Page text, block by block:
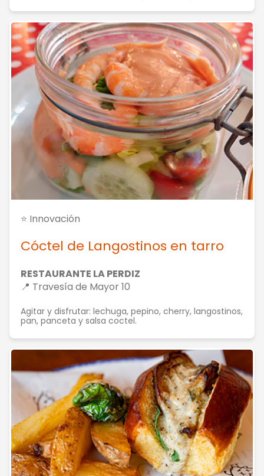
⭐ Innovación
Cóctel de Langostinos en tarro
RESTAURANTE LA PERDIZ
📍 Travesía de Mayor 10
Agitar y disfrutar: lechuga, pepino, cherry, langostinos,
pan, panceta y salsa coctel.